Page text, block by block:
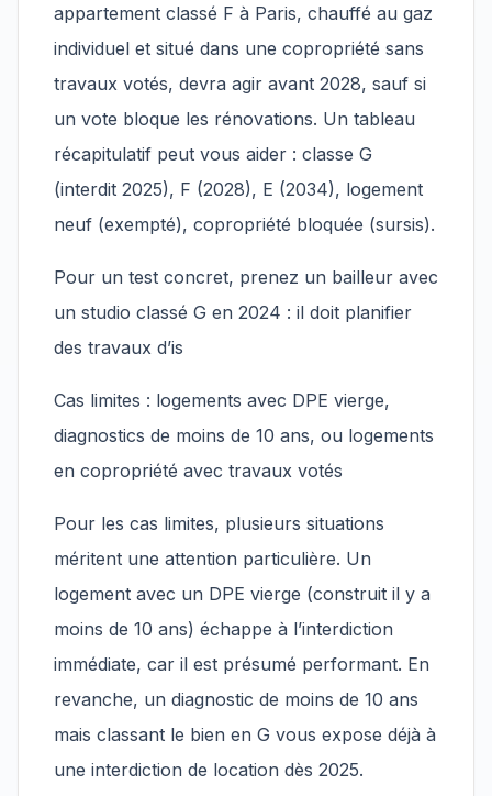
appartement classé F à Paris, chauffé au gaz
individuel et situé dans une copropriété sans
travaux votés, devra agir avant 2028, sauf si
un vote bloque les rénovations. Un tableau
récapitulatif peut vous aider : classe G
(interdit 2025), F (2028), E (2034), logement
neuf (exempté), copropriété bloquée (sursis).
Pour un test concret, prenez un bailleur avec
un studio classé G en 2024 : il doit planifier
des travaux d’is
Cas limites : logements avec DPE vierge,
diagnostics de moins de 10 ans, ou logements
en copropriété avec travaux votés
Pour les cas limites, plusieurs situations
méritent une attention particulière. Un
logement avec un DPE vierge (construit il y a
moins de 10 ans) échappe à l’interdiction
immédiate, car il est présumé performant. En
revanche, un diagnostic de moins de 10 ans
mais classant le bien en G vous expose déjà à
une interdiction de location dès 2025.